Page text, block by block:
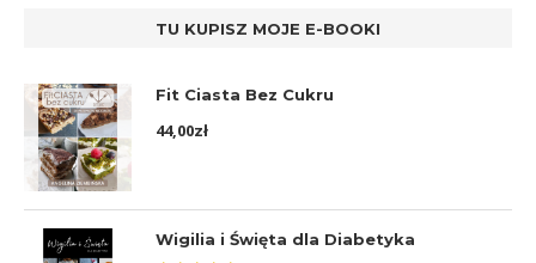
TU KUPISZ MOJE E-BOOKI
Fit Ciasta Bez Cukru
44,00zł
Wigilia i Święta dla Diabetyka